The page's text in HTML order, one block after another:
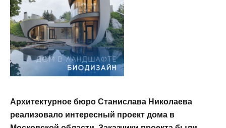
Архитектурное бюро Станислава Николаева
реализовало интересный проект дома в